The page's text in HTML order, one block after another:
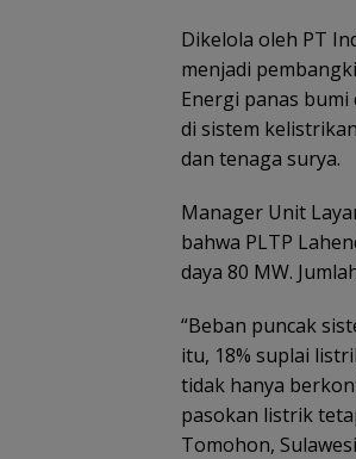
Dikelola oleh PT
menjadi
Energi panas
di sistem
dan tenaga surya.
Manager Unit
bahwa PLTP
daya 80 MW.
“Beban puncak
itu, 18% suplai
tidak hanya
pasokan listrik
Tomohon,